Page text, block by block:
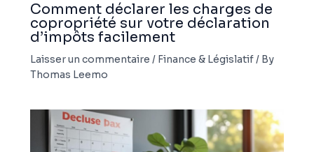
Comment déclarer les charges de
copropriété sur votre déclaration
d’impôts facilement
Laisser un commentaire / Finance & Législatif/ By
Thomas Leemo